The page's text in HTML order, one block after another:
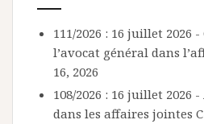
111/2026 : 16 juillet 2026
l’avocat général dans
16, 2026
108/2026 : 16 juillet 2026
dans les affaires jointes